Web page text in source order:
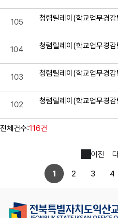
105 청렴릴레이(학교업무경감
104 청렴릴레이(학교업무경감
103 청렴릴레이(학교업무경감
102 청렴릴레이(학교업무경감
전체건수:116건
이전
1 2 3 4